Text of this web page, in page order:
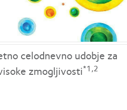
celodnevno udobje za
zmogljivosti*1,2